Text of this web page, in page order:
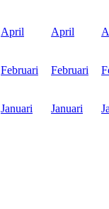
April April
Februari Februari
Januari Januari